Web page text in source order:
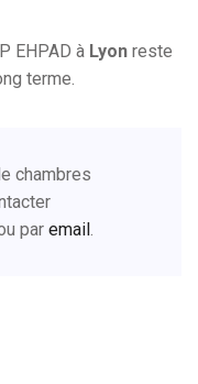
EHPAD à Lyon reste
terme.
chambres
par email